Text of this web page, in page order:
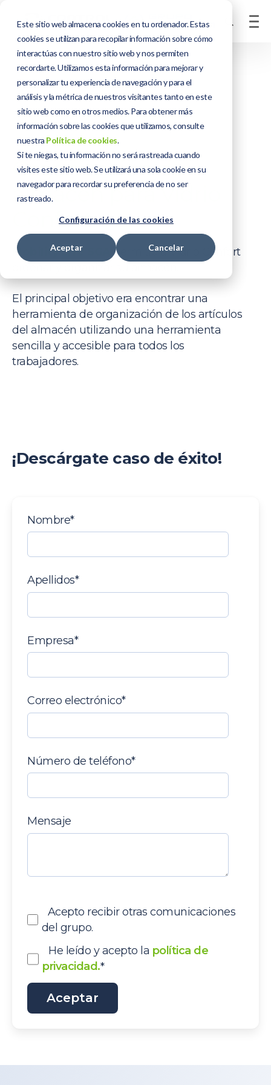
Este sitio web almacena cookies en tu ordenador. Estas
cookies se utilizan para recopilar información sobre cómo
interactúas con nuestro sitio web y nos permiten
recordarte. Utilizamos esta información para mejorar y
personalizar tu experiencia de navegación y para el
análisis y la métrica de nuestros visitantes tanto en este
sitio web como en otros medios. Para obtener más
información sobre las cookies que utilizamos, consulte
nuestra Política de cookies.
Si te niegas, tu información no será rastreada cuando
visites este sitio web. Se utilizará una sola cookie en su
navegador para recordar su preferencia de no ser
rastreado.
Configuración de las cookies
Aceptar Cancelar
Organización de
almacén para Vidrio
Confort
Mobility Live SGA
permitió a Vidrio Confort
El principal objetivo era encontrar una
herramienta de organización de los artículos
del almacén utilizando una herramienta
sencilla y accesible para todos los
trabajadores.
¡Descárgate caso de éxito!
Nombre*
Apellidos*
Empresa*
Correo electrónico*
Número de teléfono*
Mensaje
Acepto recibir otras comunicaciones
del grupo.
He leído y acepto la política de
privacidad.*